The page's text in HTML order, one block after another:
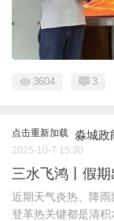
3604 3
点击重新加载 淼城政
2025-10-7 15:30
三水飞鸿丨假
近期天气炎热、降
登革热关键都是清积